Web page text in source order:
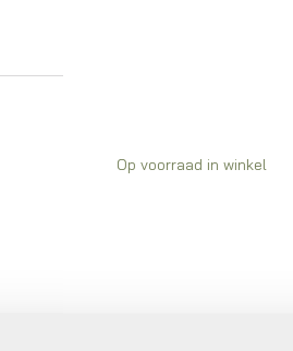
Op voorraad in winkel